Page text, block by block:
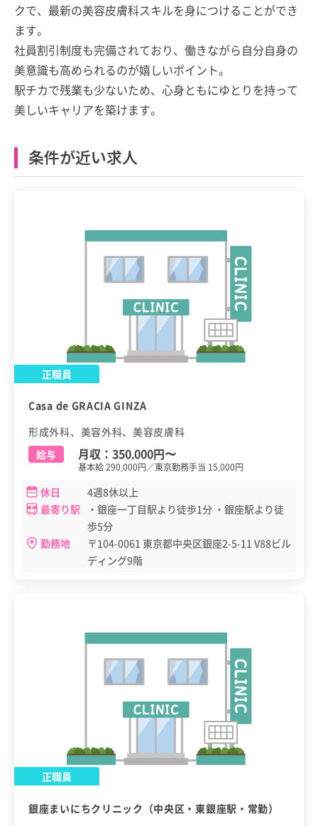
クで、最新の美容皮膚科スキルを身につけることができ
ます。
社員割引制度も完備されており、働きながら自分自身の
美意識も高められるのが嬉しいポイント。
駅チカで残業も少ないため、心身ともにゆとりを持って
美しいキャリアを築けます。
条件が近い求人
正職員
Casa de GRACIA GINZA
形成外科、美容外科、美容皮膚科
給与
月収： 350,000円〜
基本給 290,000円／東京勤務手当 15,000円
休日
4週8休以上
最寄り駅
・銀座一丁目駅より徒歩1分 ・銀座駅より徒
歩5分
勤務地
〒104-0061 東京都中央区銀座2-5-11 V88ビル
ディング9階
正職員
銀座まいにちクリニック（中央区・東銀座駅・常勤）